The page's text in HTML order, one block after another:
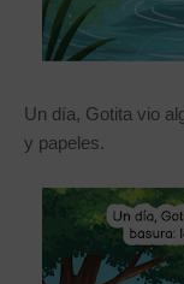
Un día, Gotita vio
y papeles.